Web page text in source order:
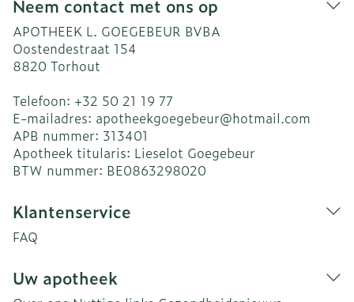
Neem contact met ons op
APOTHEEK L. GOEGEBEUR BVBA
Oostendestraat 154
8820 Torhout
Telefoon: +32 50 21 19 77
E-mailadres: apotheekgoegebeur@hotmail.com
APB nummer: 313401
Apotheek titularis: Lieselot Goegebeur
BTW nummer: BE0863298020
Klantenservice
FAQ
Uw apotheek